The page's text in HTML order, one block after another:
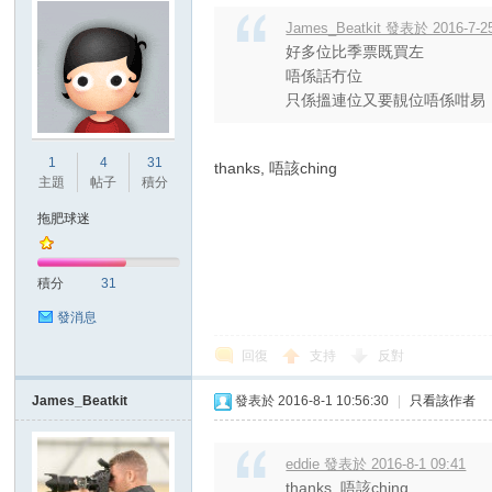
1
主題
4
帖子
31
積分
拖肥球迷
積分 31
發消息
James_Beatkit 發表於 2016-7-
好多位比季票既買左
唔係話冇位
只係搵連位又要靚位唔係咁易
thanks, 唔該ching
回復 支持 反對
James_Beatkit 發表於 2016-8-1 10:56:30 只看該作者
eddie 發表於 2016-8-1 09:41
thanks, 唔該ching